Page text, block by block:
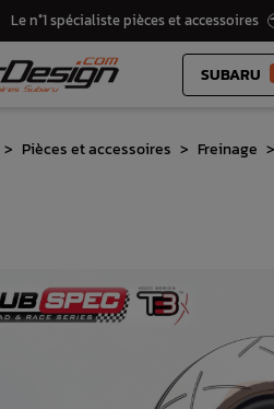
Le n°1 spécialiste pièces et accessoires
SUBARU
Pièces et accessoires Freinage